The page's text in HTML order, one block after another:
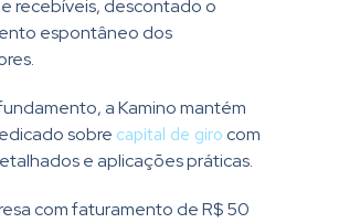
recebíveis, descontado o
espontâneo dos
a Kamino mantém
sobre capital de giro com
e aplicações práticas.
com faturamento de R$ 50